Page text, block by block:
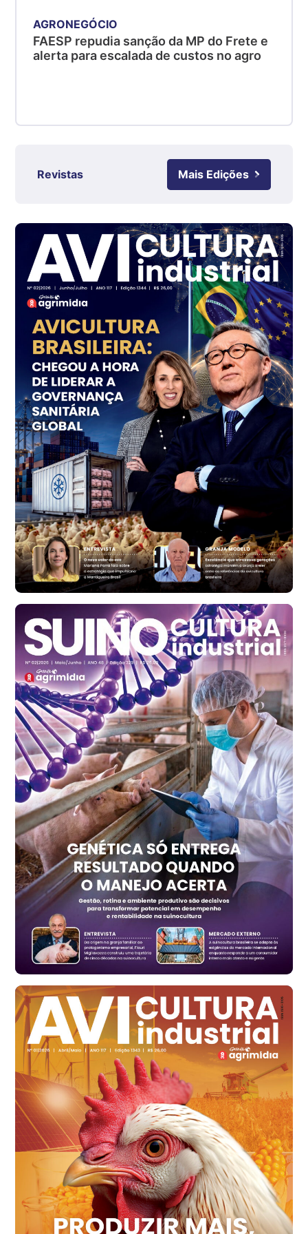
Suíno - Estadual
SC
R$ 4,48
Ovo Branco - Regional
cx
Ovo Branco - Regional
Branco
R$ 145,34
cx
Ovo Vermelho - Regional
Grande São Paulo (SP)
R$ 155,59
cx
Ovo Vermelho - Regional
Vermelho
R$ 159,31
cx
Ovo Branco - Regional
Bastos (SP)
R$ 134,40
cx
Ovo Vermelho - Regional
Bastos (SP)
R$ 147,87
cx
SP
R$ 7,13
kg
Frango - Indicador
SP
R$ 7,15
kg
Trigo Atacado - Regional
PR
R$ 1.414,20
t
Trigo Atacado - Regional
RS
R$ 1.314,40
t
Ovo Vermelho - Regional
Vermelho
R$ 171,15
cx
Ovo Branco - Regional
Santa Maria do Jetibá (ES)
R$ 139,43
cx
Ovo Branco - Regional
Recife (PE)
R$ 149,79
cx
Ovo Vermelho - Regional
Recife (PE)
R$ 158,77
cx
AGRONEGÓCIO
FAESP repudia sanção da MP do Frete e
alerta para escalada de custos no agro
Revistas Mais Edições